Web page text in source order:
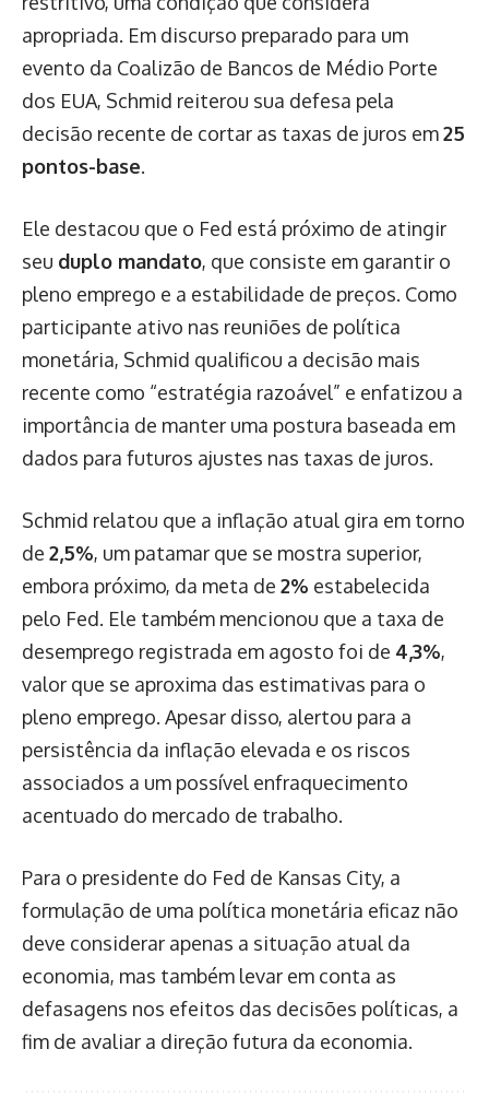
apropriada. Em discurso preparado para um
evento da Coalizão de Bancos de Médio Porte
dos EUA, Schmid reiterou sua defesa pela
decisão recente de cortar as taxas de juros em25
pontos-base.
Ele destacou que o Fed está próximo de atingir
seu duplo mandato, que consiste em garantir o
pleno emprego e a estabilidade de preços. Como
participante ativo nas reuniões de política
monetária, Schmid qualificou a decisão mais
recente como “estratégia razoável” e enfatizou a
importância de manter uma postura baseada em
dados para futuros ajustes nas taxas de juros.
Schmid relatou que a inflação atual gira em torno
de 2,5%, um patamar que se mostra superior,
embora próximo, da meta de 2% estabelecida
pelo Fed. Ele também mencionou que a taxa de
desemprego registrada em agosto foi de 4,3%,
valor que se aproxima das estimativas para o
pleno emprego. Apesar disso, alertou para a
persistência da inflação elevada e os riscos
associados a um possível enfraquecimento
acentuado do mercado de trabalho.
Para o presidente do Fed de Kansas City, a
formulação de uma política monetária eficaz não
deve considerar apenas a situação atual da
economia, mas também levar em conta as
defasagens nos efeitos das decisões políticas, a
fim de avaliar a direção futura da economia.